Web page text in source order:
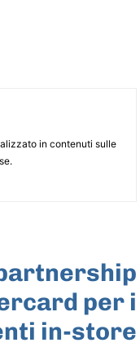
in contenuti sulle
per i
in-store